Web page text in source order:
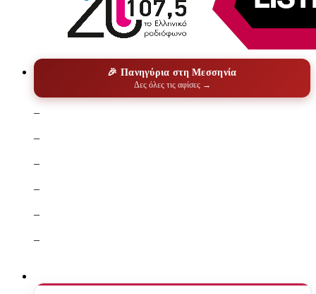
🎉 Πανηγύρια στη Μεσσηνία
Δες όλες τις αφίσες →
–
–
–
–
–
–